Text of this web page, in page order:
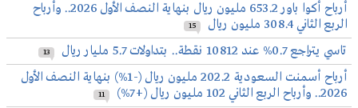
أرباح أكوا باور 653.2 مليون ريال بنهاية النصف الأول 2026.. وأرباح
الربع الثاني 308.4 مليون ريال
15
تاسي يتراجع 0.7% عند 10812 نقطة.. بتداولات 5.7 مليار ريال 13
أرباح أسمنت السعودية 202.2 مليون ريال (-1%) بنهاية النصف الأول
2026.. وأرباح الربع الثاني 102 مليون ريال (+7%)
11